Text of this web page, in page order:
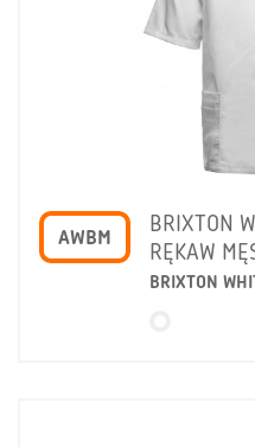
AWBM
BRIXTON
RĘKAW
BRIXTON